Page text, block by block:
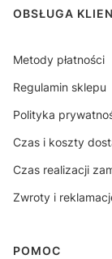
OBSŁUGA
Metody płatności
Regulamin sklepu
Polityka
Czas i koszty
Czas realizacji
Zwroty i
POMOC